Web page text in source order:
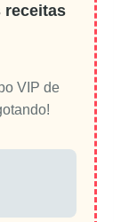
receitas
VIP de